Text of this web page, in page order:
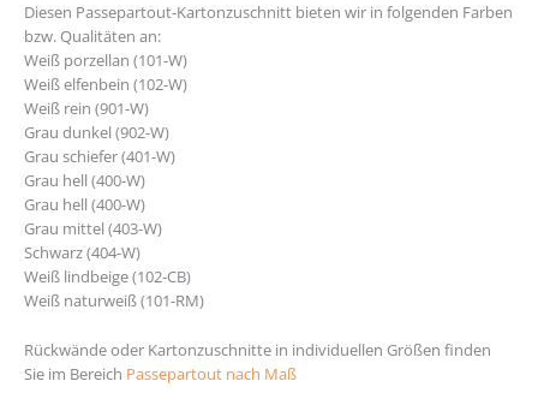
Diesen Passepartout-Kartonzuschnitt bieten wir in folgenden Farben
bzw. Qualitäten an:
Weiß porzellan (101-W)
Weiß elfenbein (102-W)
Weiß rein (901-W)
Grau dunkel (902-W)
Grau schiefer (401-W)
Grau hell (400-W)
Grau hell (400-W)
Grau mittel (403-W)
Schwarz (404-W)
Weiß lindbeige (102-CB)
Weiß naturweiß (101-RM)
Rückwände oder Kartonzuschnitte in individuellen Größen finden
Sie im Bereich Passepartout nach Maß